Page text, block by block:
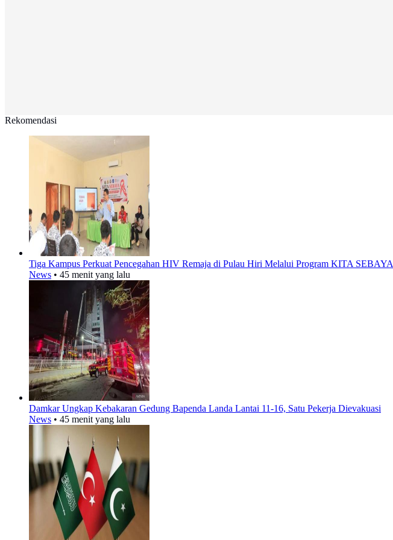
Rekomendasi
Tiga Kampus Perkuat Pencegahan HIV Remaja di Pulau Hiri Melalui Program KITA SEBAYA
News • 45 menit yang lalu
Damkar Ungkap Kebakaran Gedung Bapenda Landa Lantai 11-16, Satu Pekerja Dievakuasi
News • 45 menit yang lalu